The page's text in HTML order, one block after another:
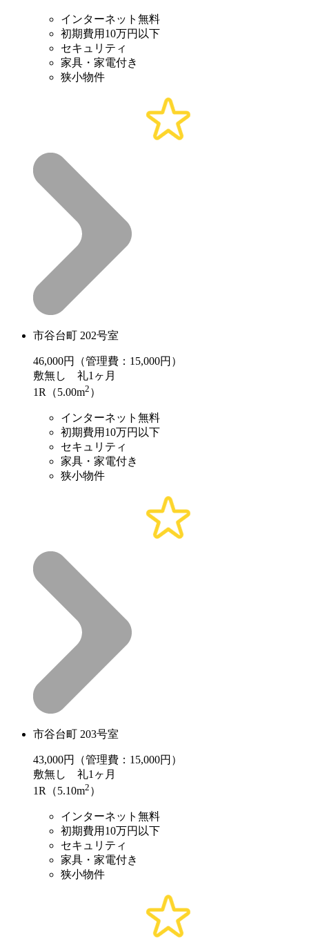
インターネット無料
初期費用10万円以下
セキュリティ
家具・家電付き
狭小物件
市谷台町 202号室
46,000円（管理費：15,000円）
敷無し 礼1ヶ月
1R（5.00m2 ）
インターネット無料
初期費用10万円以下
セキュリティ
家具・家電付き
狭小物件
市谷台町 203号室
43,000円（管理費：15,000円）
敷無し 礼1ヶ月
1R（5.10m2 ）
インターネット無料
初期費用10万円以下
セキュリティ
家具・家電付き
狭小物件